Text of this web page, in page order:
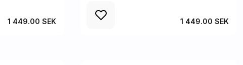
1 449.00 SEK 1 449.00 SEK